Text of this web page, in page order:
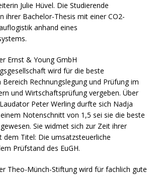
Julie Hüvel. Die Studierende
ihrer Bachelor-Thesis mit einer CO2-
anhand eines
Ernst & Young GmbH
wird für die beste
Rechnungslegung und Prüfung im
und Wirtschaftsprüfung vergeben. Über
Peter Werling durfte sich Nadja
Notenschnitt von 1,5 sei sie die beste
Sie widmet sich zur Zeit ihrer
dem Titel: Die umsatzsteuerliche
Prüfstand des EuGH.
Theo-Münch-Stiftung wird für fachlich gute